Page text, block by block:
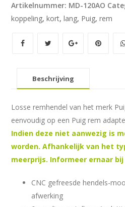
aantal
Artikelnummer: MD-120AO
koppeling,kort,lang, Puig,rem
Beschrijving
Losse remhendel van het merk
eenvoudig op een Puig rem
Indien deze niet aanwezig is
worden. Afhankelijk van het
meerprijs. Informeer ernaar
CNC gefreesde hendels-
afwerking